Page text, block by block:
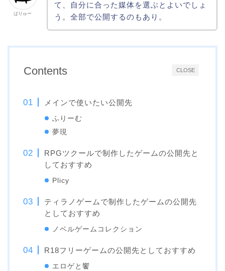
ばりゅー
て、自分に合った媒体を選ぶとよいでしょ
う。全部で公開するのもあり。
CLOSE
Contents
メインで使いたい公開先
ふりーむ
夢現
RPGツクールで制作したゲームの公開先と
しておすすめ
Plicy
ティラノゲームで制作したゲームの公開先
としておすすめ
ノベルゲームコレクション
R18フリーゲームの公開先としておすすめ
エロゲと饗